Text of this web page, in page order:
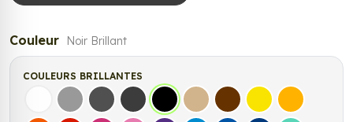
Couleur Noir Brillant
COULEURS BRILLANTES
Blanc Gris Gris FoncéGris Anthracite
Noir Beige Marron Jaune ClairJaune